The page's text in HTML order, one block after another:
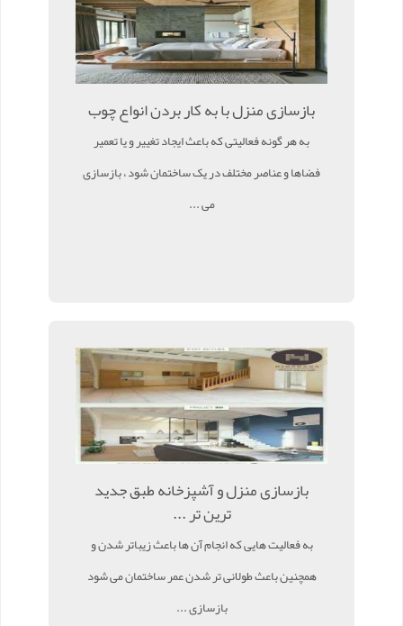
بازسازی منزل با به کار بردن انواع چوب
به هر گونه فعالیتی که باعث ایجاد تغییر و یا تعمیر
فضاها و عناصر مختلف در یک ساختمان شود ، بازسازی
می ...
بازسازی منزل و آشپزخانه طبق جدید
ترین تر ...
به فعالیت هایی که انجام آن ها باعث زیباتر شدن و
همچنین باعث طولانی تر شدن عمر ساختمان می شود
بازسازی ...